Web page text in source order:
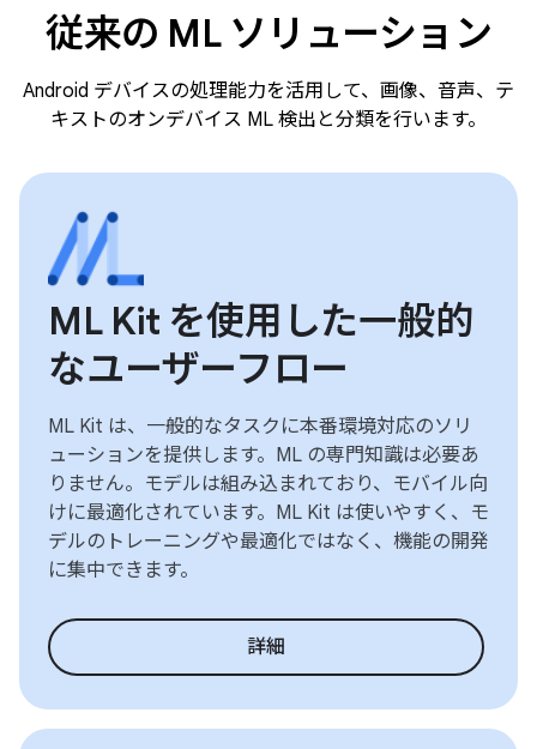
従来の ML ソリューション
Android デバイスの処理能力を活用して、画像、音声、テ
キストのオンデバイス ML 検出と分類を行います。
ML Kit を使用した一般的
なユーザーフロー
ML Kit は、一般的なタスクに本番環境対応のソリ
ューションを提供します。ML の専門知識は必要あ
りません。モデルは組み込まれており、モバイル向
けに最適化されています。ML Kit は使いやすく、モ
デルのトレーニングや最適化ではなく、機能の開発
に集中できます。
詳細